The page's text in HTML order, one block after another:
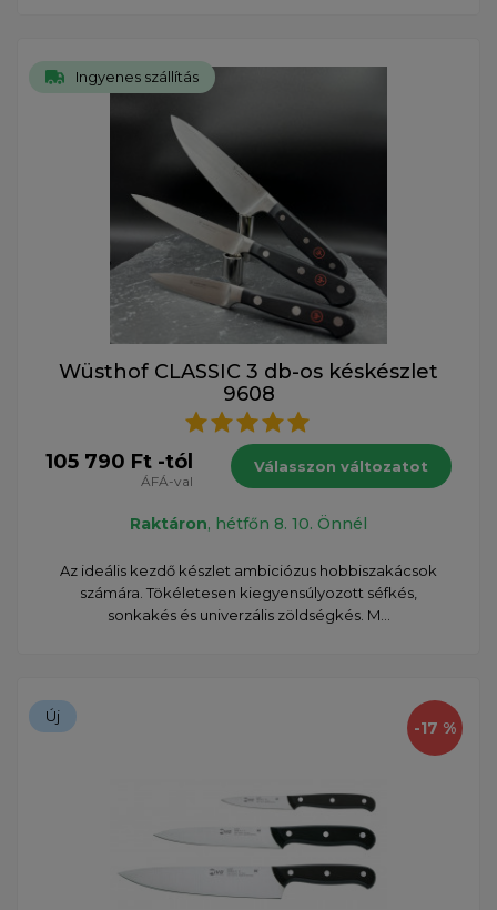
Ingyenes szállítás
Wüsthof CLASSIC 3 db-os késkészlet
9608
105 790 Ft -tól
ÁFÁ-val
Válasszon változatot
Raktáron, hétfőn 8. 10. Önnél
Az ideális kezdő készlet ambiciózus hobbiszakácsok
számára. Tökéletesen kiegyensúlyozott séfkés,
sonkakés és univerzális zöldségkés. M...
-17 %
Új